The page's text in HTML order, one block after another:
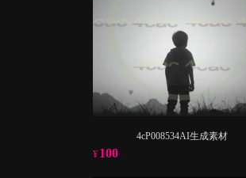
4cP008534AI生成素材
¥ 100